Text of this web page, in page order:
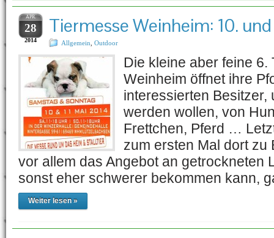
APR.
28
2014
Tiermesse Weinheim: 10.
Allgemein Outdoor
Die kleine aber feine 6.
Weinheim öffnet ihre
interessierten Besitzer,
werden wollen, von
Frettchen, Pferd …
zum ersten Mal dort zu
vor allem das Angebot an getrockneten
sonst eher schwerer bekommen kann,
Weiter lesen »